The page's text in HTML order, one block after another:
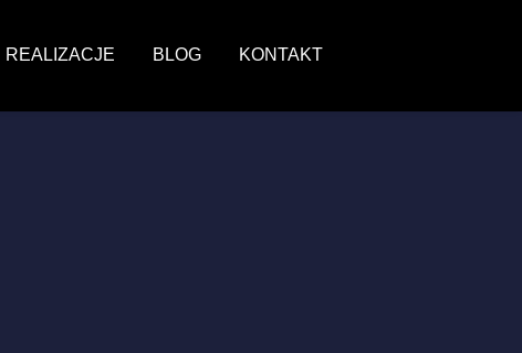
REALIZACJE BLOG KONTAKT